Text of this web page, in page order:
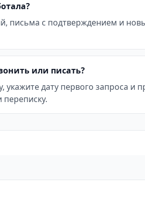
письма с подтверждением и
или писать?
укажите дату первого запроса